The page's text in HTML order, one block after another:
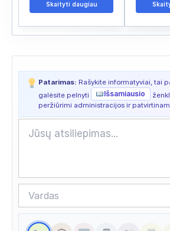
Skaityti daugiau
Patarimas: Rašykite informatyviai, tai
galėsite pelnyti
Išsamiausio
peržiūrimi administracijos ir